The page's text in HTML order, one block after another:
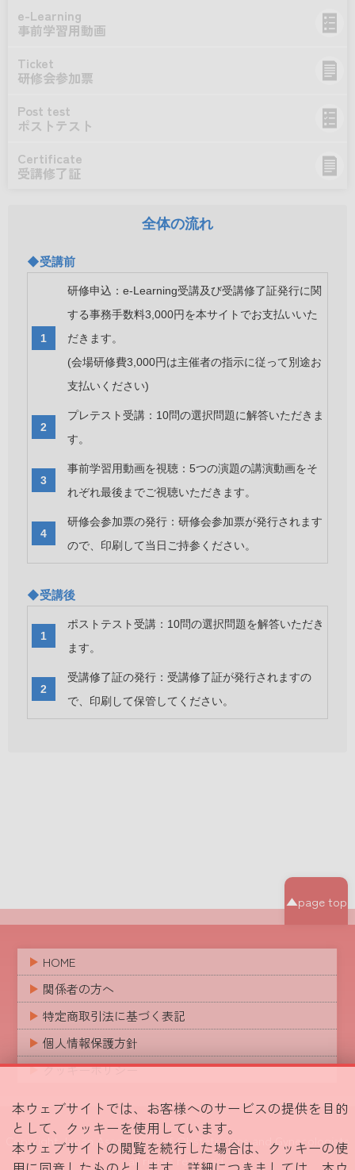
e-Learning
事前学習用動画
Ticket
研修会参加票
Post test
ポストテスト
Certificate
受講修了証
全体の流れ
◆受講前
研修申込：e-Learning受講及び受講修了証発行に関
する事務手数料3,000円を本サイトでお支払いいた
だきます。
(会場研修費3,000円は主催者の指示に従って別途お
支払いください)
プレテスト受講：10問の選択問題に解答いただきま
す。
事前学習用動画を視聴：5つの演題の講演動画をそ
れぞれ最後までご視聴いただきます。
研修会参加票の発行：研修会参加票が発行されます
ので、印刷して当日ご持参ください。
◆受講後
ポストテスト受講：10問の選択問題を解答いただき
ます。
受講修了証の発行：受講修了証が発行されますの
で、印刷して保管してください。
▲page top
HOME
関係者の方へ
特定商取引法に基づく表記
個人情報保護方針
クッキーポリシー
Copyright Japan Association of Obstetricians and Gynecologists
all rights reserved.
本ウェブサイトでは、お客様へのサービスの提供を目的
として、クッキーを使用しています。
本ウェブサイトの閲覧を続行した場合は、クッキーの使